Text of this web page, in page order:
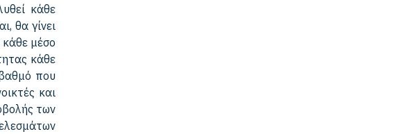
κάθε
θα γίνει
κάθε μέσο
κάθε
που
και
των